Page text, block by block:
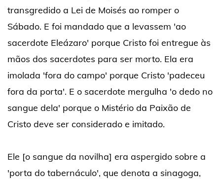
transgredido a Lei de Moisés ao romper o
Sábado. E foi mandado que a levassem 'ao
sacerdote Eleázaro' porque Cristo foi entregue às
mãos dos sacerdotes para ser morto. Ela era
imolada 'fora do campo' porque Cristo 'padeceu
fora da porta'. E o sacerdote mergulha 'o dedo no
sangue dela' porque o Mistério da Paixão de
Cristo deve ser considerado e imitado.
Ele [o sangue da novilha] era aspergido sobre a
'porta do tabernáculo', que denota a sinagoga,